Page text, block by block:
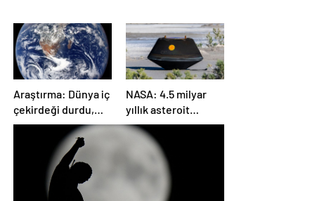
Araştırma: Dünya iç
çekirdeği durdu,
ters yönde dönüyor
NASA: 4.5 milyar
yıllık asteroit
örnekleri Dünya’ya
getirildi; yaşamın
başlangıcına ışık